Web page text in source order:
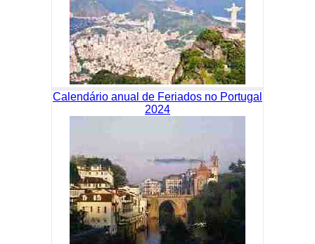
Calendário anual de Feriados no Portugal
2024